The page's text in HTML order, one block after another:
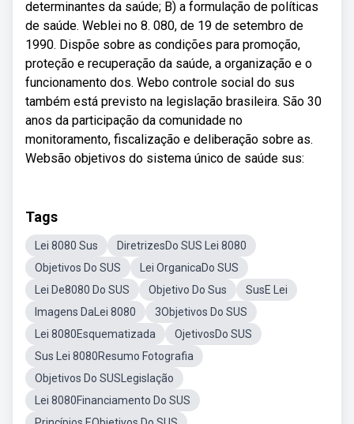
determinantes da saúde; B) a formulação de políticas
de saúde. Weblei no 8. 080, de 19 de setembro de
1990. Dispõe sobre as condições para promoção,
proteção e recuperação da saúde, a organização e o
funcionamento dos. Webo controle social do sus
também está previsto na legislação brasileira. São 30
anos da participação da comunidade no
monitoramento, fiscalização e deliberação sobre as.
Websão objetivos do sistema único de saúde sus:
Tags
Lei 8080 Sus
DiretrizesDo SUS Lei 8080
Objetivos Do SUS
Lei OrganicaDo SUS
Lei De8080 Do SUS
Objetivo Do Sus
SusE Lei
Imagens DaLei 8080
3Objetivos Do SUS
Lei 8080Esquematizada
OjetivosDo SUS
Sus Lei 8080Resumo Fotografia
Objetivos Do SUSLegislação
Lei 8080Financiamento Do SUS